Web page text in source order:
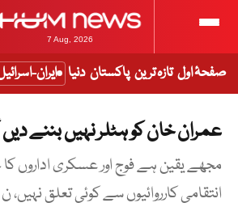
7 Aug, 2026
صفحۂ اول تازہ ترین پاکستان دنیا ایران-
عمران خان کو ہٹلر نہیں بننے
مجھے یقین ہے فوج اور عسکری اداروں
انتقامی کارروائیوں سے کوئی تعلق نہیں،